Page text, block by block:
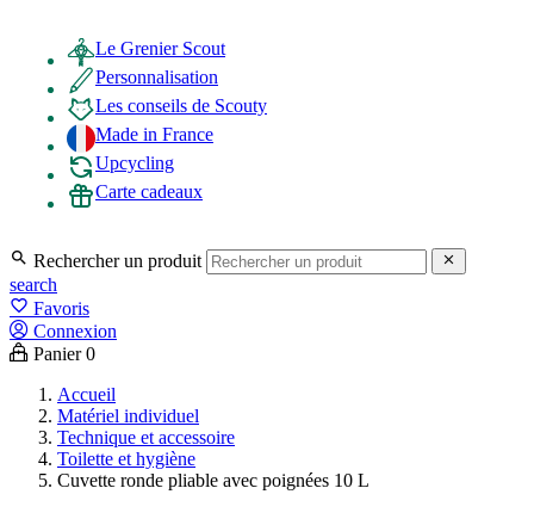
Le Grenier Scout
Personnalisation
Les conseils de Scouty
Made in France
Upcycling
Carte cadeaux
 Rechercher un produit 
search
favorite_border Favoris
Connexion
Panier 0
Accueil
Matériel individuel
Technique et accessoire
Toilette et hygiène
Cuvette ronde pliable avec poignées 10 L